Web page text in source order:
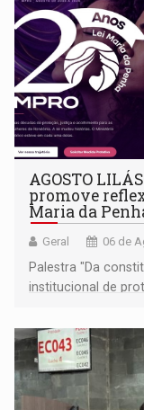
AGOSTO
promove
Maria da
Geral 06 de
Palestra "Da
institucional de
Goiás